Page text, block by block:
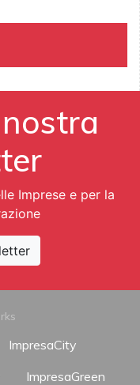
Imprese e per la
ImpresaCity
ImpresaGreen